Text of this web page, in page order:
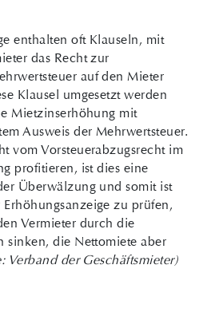
enthalten oft Klauseln, mit
das Recht zur
auf den Mieter
Klausel umgesetzt werden
Mietzinserhöhung mit
Ausweis der Mehrwertsteuer.
vom Vor­steuer­abzugsrecht im
profitieren, ist dies eine
Überwälzung und somit ist
zu prüfen,
Vermieter durch die
sinken, die Nettomiete aber
Verband der Geschäftsmieter)